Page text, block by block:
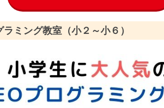
ミング教室（小２～小６）